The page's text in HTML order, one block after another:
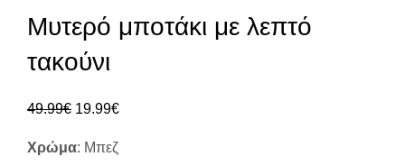
Μυτερό μποτάκι με λεπτό
τακούνι
49.99€ 19.99€
Χρώμα: Μπεζ